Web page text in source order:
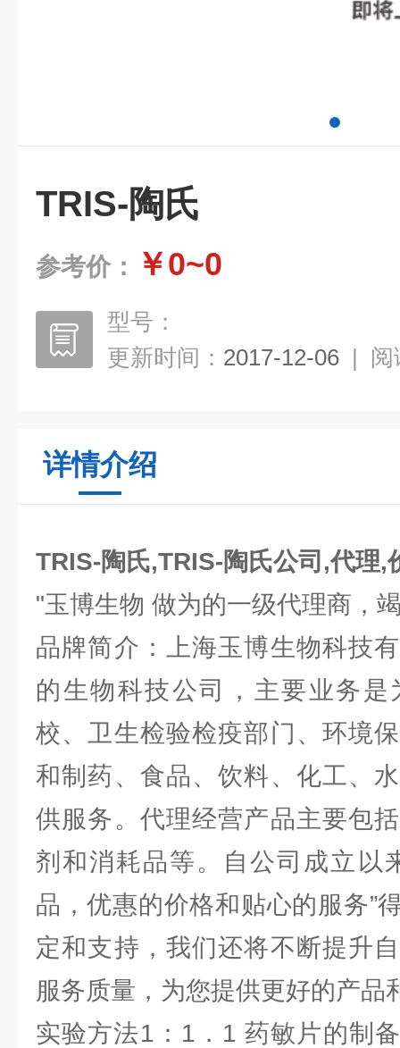
TRIS-陶氏
参考价： ￥0~0
型号：
更新时间： 2017-12-06 | 阅
详情介绍
TRIS-陶氏,TRIS-陶氏公司,代理,
"玉博生物 做为的一级代理商，
品牌简介：上海玉博生物科技
的生物科技公司，主要业务
校、卫生检验检疫部门、环境
和制药、食品、饮料、化工、
供服务。代理经营产品主要包
剂和消耗品等。自公司成立以
品，优惠的价格和贴心的服务”
定和支持，我们还将不断提升
服务质量，为您提供更好的产品
实验方法1：1．1 药敏片的制